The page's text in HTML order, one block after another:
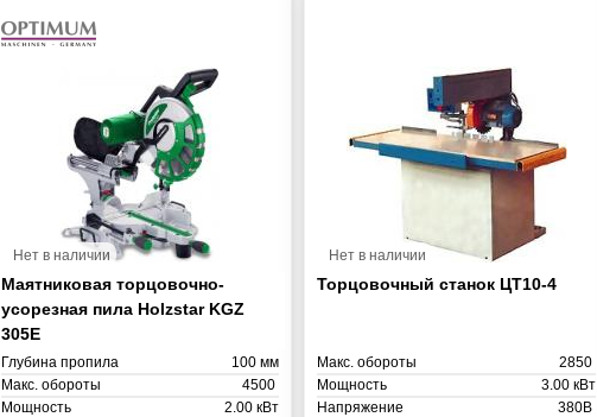
Нет в наличии
Маятниковая торцовочно-
усорезная пила Holzstar KGZ
305E
Глубина пропила
100 мм
Макс. обороты
4500
Мощность
2.00 кВт
Нет в наличии
Торцовочный станок ЦТ10-4
Макс. обороты
2850
Мощность
3.00 кВт
Напряжение
380В